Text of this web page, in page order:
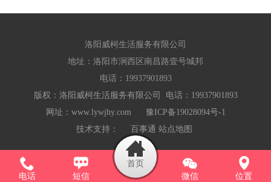
洛阳威柯生活服务有限公司
地址：洛阳市涧西区南昌路壹号城邦
电话：19937901893
版权：洛阳威柯生活服务有限公司 电话：19937901893
网址：www.lywjhy.com
豫ICP备19028094号-1
技术支持：
百事通 站点地图
首页
电话
短信 微信 位置